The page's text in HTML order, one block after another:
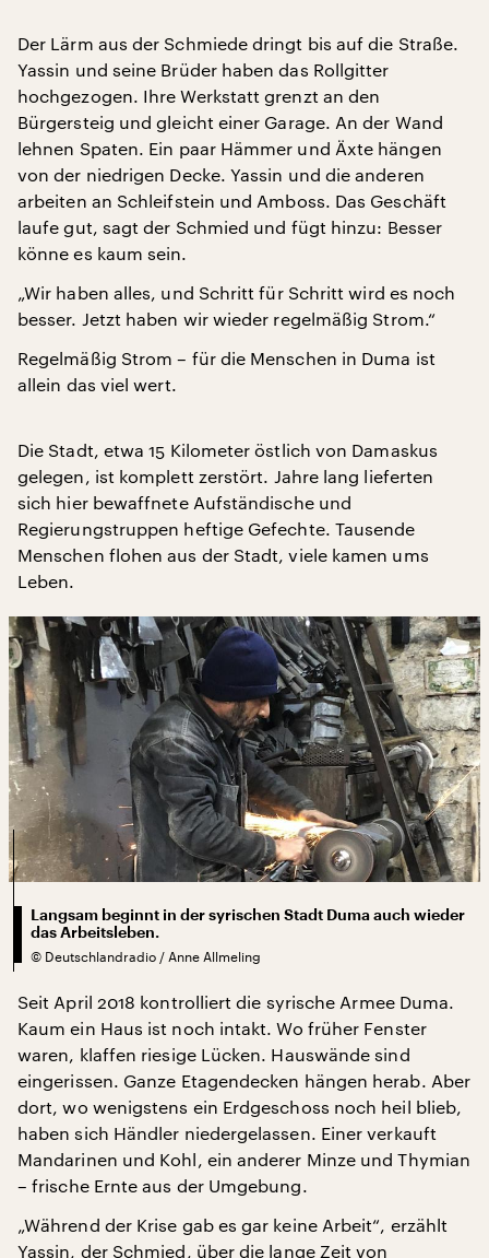
Der Lärm aus der Schmiede dringt bis auf die Straße.
Yassin und seine Brüder haben das Rollgitter
hochgezogen. Ihre Werkstatt grenzt an den
Bürgersteig und gleicht einer Garage. An der Wand
lehnen Spaten. Ein paar Hämmer und Äxte hängen
von der niedrigen Decke. Yassin und die anderen
arbeiten an Schleifstein und Amboss. Das Geschäft
laufe gut, sagt der Schmied und fügt hinzu: Besser
könne es kaum sein.
„Wir haben alles, und Schritt für Schritt wird es noch
besser. Jetzt haben wir wieder regelmäßig Strom.“
Regelmäßig Strom – für die Menschen in Duma ist
allein das viel wert.
Die Stadt, etwa 15 Kilometer östlich von Damaskus
gelegen, ist komplett zerstört. Jahre lang lieferten
sich hier bewaffnete Aufständische und
Regierungstruppen heftige Gefechte. Tausende
Menschen flohen aus der Stadt, viele kamen ums
Leben.
Langsam beginnt in der syrischen Stadt Duma auch wieder
das Arbeitsleben.
© Deutschlandradio / Anne Allmeling
Seit April 2018 kontrolliert die syrische Armee Duma.
Kaum ein Haus ist noch intakt. Wo früher Fenster
waren, klaffen riesige Lücken. Hauswände sind
eingerissen. Ganze Etagendecken hängen herab. Aber
dort, wo wenigstens ein Erdgeschoss noch heil blieb,
haben sich Händler niedergelassen. Einer verkauft
Mandarinen und Kohl, ein anderer Minze und Thymian
– frische Ernte aus der Umgebung.
„Während der Krise gab es gar keine Arbeit“, erzählt
Yassin, der Schmied, über die lange Zeit von